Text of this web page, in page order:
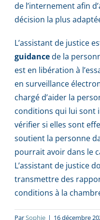
de l’internement afin
décision la plus
L’assistant de justice
guidancede la
est en libération à
en surveillance
chargé d’aider la
conditions qui lui sont
vérifier si elles sont
soutient la personne
pourrait avoir dans le
L’assistant de justice
transmettre des
conditions à la
ParSophie | 16 décembre